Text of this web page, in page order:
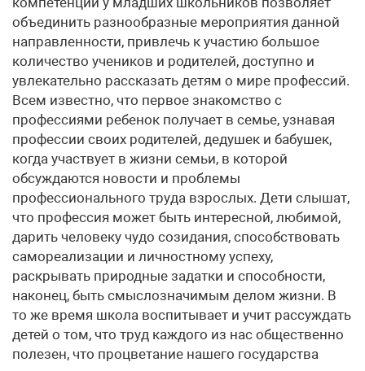
объединить разнообразные мероприятия данной
направленности, привлечь к участию большое
количество учеников и родителей, доступно и
увлекательно рассказать детям о мире профессий.
Всем известно, что первое знакомство с
профессиями ребенок получает в семье, узнавая
профессии своих родителей, дедушек и бабушек,
когда участвует в жизни семьи, в которой
обсуждаются новости и проблемы
профессионального труда взрослых. Дети слышат,
что профессия может быть интересной, любимой,
дарить человеку чудо созидания, способствовать
самореализации и личностному успеху,
раскрывать природные задатки и способности,
наконец, быть смыслозначимым делом жизни. В
то же время школа воспитывает и учит рассуждать
детей о том, что труд каждого из нас общественно
полезен, что процветание нашего государства